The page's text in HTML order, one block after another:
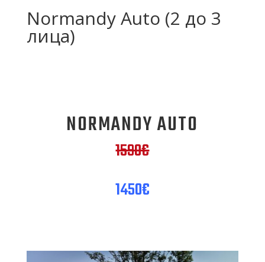
Normandy Auto (2 до 3
лица)
NORMANDY AUTO
1590€
1450€